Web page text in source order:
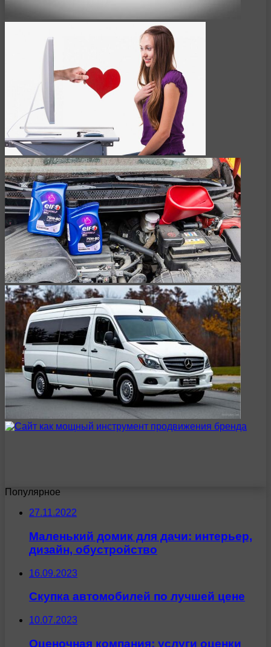
Популярное
27.11.2022
Маленький домик для дачи: интерьер,
дизайн, обустройство
16.09.2023
Скупка автомобилей по лучшей цене
10.07.2023
Оценочная компания: услуги оценки